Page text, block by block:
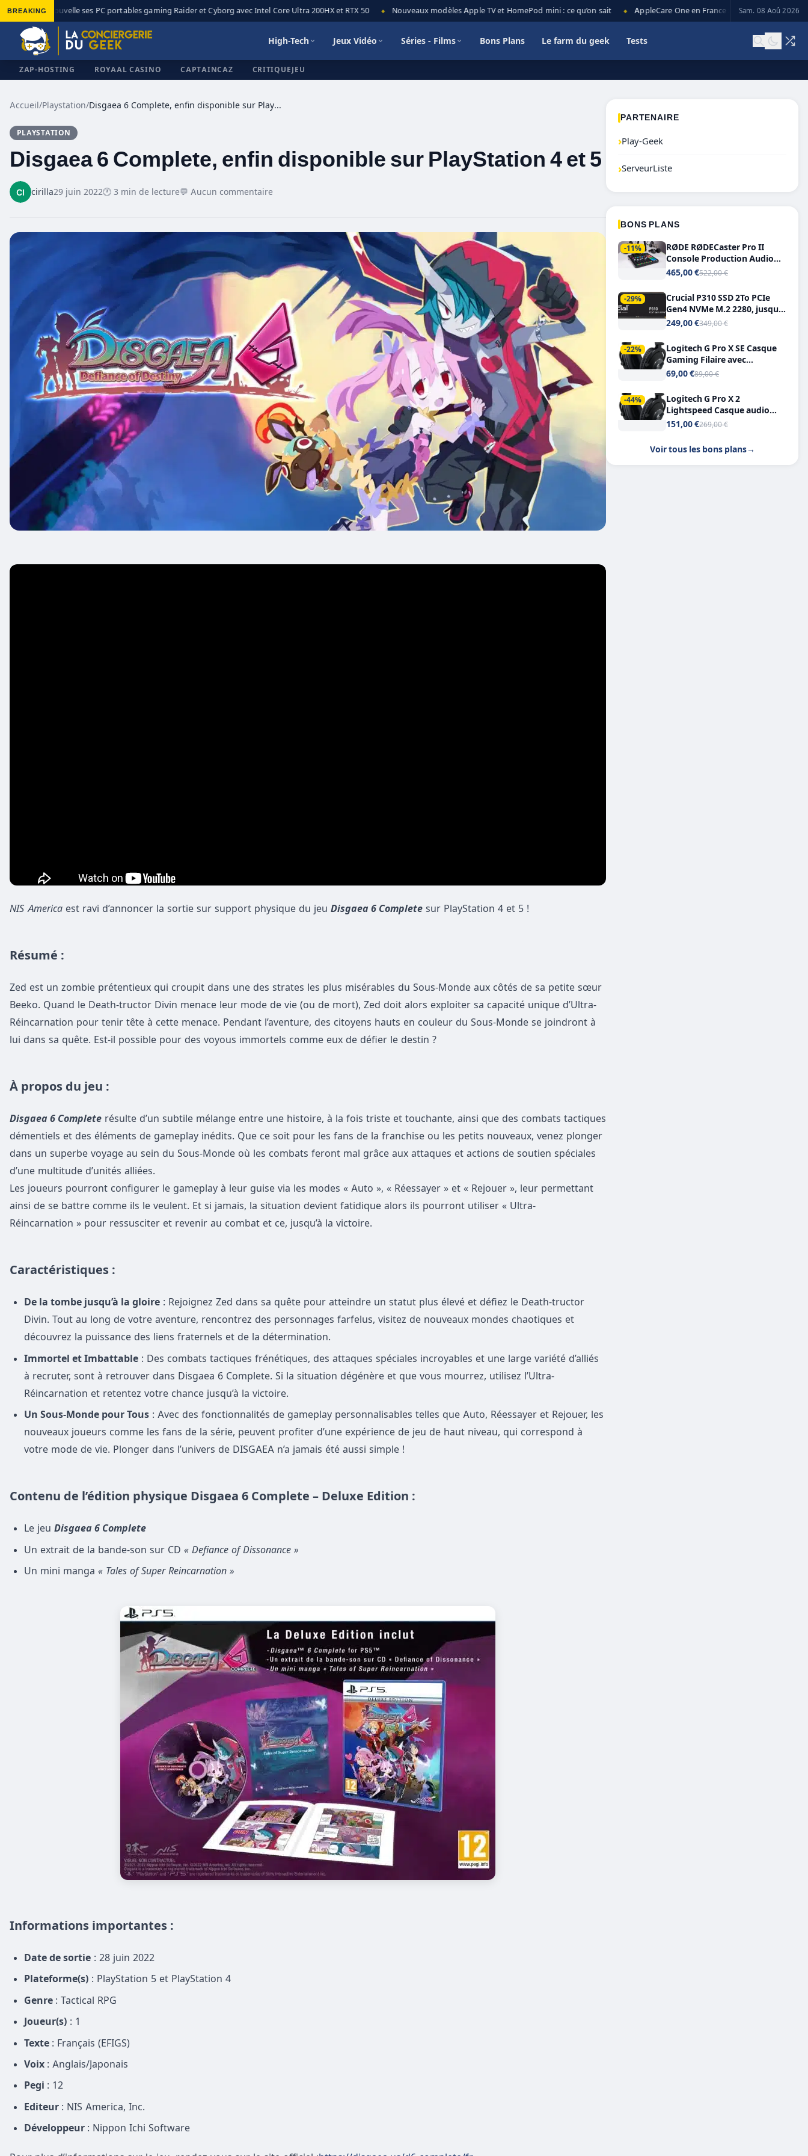
BREAKING
◆ MSI renouvelle ses PC portables gaming Raider et Cyborg avec Intel Core Ultra 200HX et RTX 50 Nouveaux modèles Apple TV et HomePod mini : ce qu’on sait AppleCare One en France : prix, couverture et
Sam. 08 Aoû 2026
High-Tech Jeux Vidéo Séries - Films Bons Plans Le farm du geek Tests
ZAP-HOSTING ROYAAL CASINO CAPTAINCAZ CRITIQUEJEU
Accueil/Playstation/ Disgaea 6 Complete, enfin disponible sur PlayStation 4 et 5
PLAYSTATION
Disgaea 6 Complete, enfin disponible sur PlayStation 4 et 5
cirilla29 juin 2022🕐 3 min de lecture💬 Aucun commentaire
NIS America est ravi d’annoncer la sortie sur support physique du jeu Disgaea 6 Complete sur PlayStation 4 et 5 !
Résumé :
Zed est un zombie prétentieux qui croupit dans une des strates les plus misérables du Sous-Monde aux côtés de sa petite sœur
Beeko. Quand le Death-tructor Divin menace leur mode de vie (ou de mort), Zed doit alors exploiter sa capacité unique d’Ultra-
Réincarnation pour tenir tête à cette menace. Pendant l’aventure, des citoyens hauts en couleur du Sous-Monde se joindront à
lui dans sa quête. Est-il possible pour des voyous immortels comme eux de défier le destin ?
À propos du jeu :
Disgaea 6 Complete résulte d’un subtile mélange entre une histoire, à la fois triste et touchante, ainsi que des combats tactiques
démentiels et des éléments de gameplay inédits. Que ce soit pour les fans de la franchise ou les petits nouveaux, venez plonger
dans un superbe voyage au sein du Sous-Monde où les combats feront mal grâce aux attaques et actions de soutien spéciales
d’une multitude d’unités alliées.
Les joueurs pourront configurer le gameplay à leur guise via les modes « Auto », « Réessayer » et « Rejouer », leur permettant
ainsi de se battre comme ils le veulent. Et si jamais, la situation devient fatidique alors ils pourront utiliser « Ultra-
Réincarnation » pour ressusciter et revenir au combat et ce, jusqu’à la victoire.
Caractéristiques :
De la tombe jusqu’à la gloire : Rejoignez Zed dans sa quête pour atteindre un statut plus élevé et défiez le Death-tructor
Divin. Tout au long de votre aventure, rencontrez des personnages farfelus, visitez de nouveaux mondes chaotiques et
découvrez la puissance des liens fraternels et de la détermination.
Immortel et Imbattable : Des combats tactiques frénétiques, des attaques spéciales incroyables et une large variété d’alliés
à recruter, sont à retrouver dans Disgaea 6 Complete. Si la situation dégénère et que vous mourrez, utilisez l’Ultra-
Réincarnation et retentez votre chance jusqu’à la victoire.
Un Sous-Monde pour Tous : Avec des fonctionnalités de gameplay personnalisables telles que Auto, Réessayer et Rejouer, les
nouveaux joueurs comme les fans de la série, peuvent profiter d’une expérience de jeu de haut niveau, qui correspond à
votre mode de vie. Plonger dans l’univers de DISGAEA n’a jamais été aussi simple !
Contenu de l’édition physique Disgaea 6 Complete – Deluxe Edition :
Le jeu Disgaea 6 Complete
Un extrait de la bande-son sur CD « Defiance of Dissonance »
Un mini manga « Tales of Super Reincarnation »
Informations importantes :
Date de sortie : 28 juin 2022
Plateforme(s) : PlayStation 5 et PlayStation 4
Genre : Tactical RPG
Joueur(s) : 1
Texte : Français (EFIGS)
Voix : Anglais/Japonais
Pegi : 12
Editeur : NIS America, Inc.
Développeur : Nippon Ichi Software
PARTENAIRE
›Play-Geek
›ServeurListe
BONS PLANS
-11%
RØDE RØDECaster Pro II
Console Production Audio
Tout-en-Un, Bluetooth et
465,00 €522,00 €
-29%
Crucial P310 SSD 2To PCIe
Gen4 NVMe M.2 2280, jusqu’à
7.100 Mo/s
249,00 €349,00 €
-22%
Logitech G Pro X SE Casque
Gaming Filaire avec
Microphone Micro
7.1
69,00 €89,00 €
-44%
Logitech G Pro X 2
Lightspeed Casque audio
bluetooth
151,00 €269,00 €
Voir tous les bons plans→